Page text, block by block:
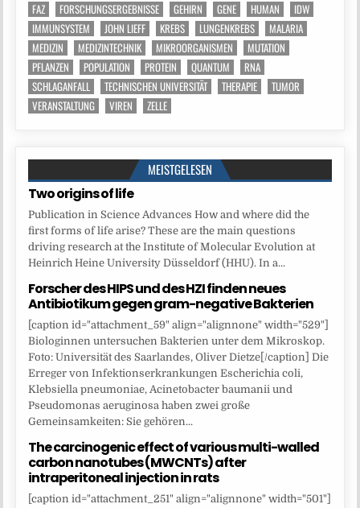
FAZ
FORSCHUNGSERGEBNISSE GEHIRN GENE HUMAN
IDW
IMMUNSYSTEM
JOHN LIEFF KREBS LUNGENKREBS
MALARIA
MEDIZIN
MEDIZINTECHNIK MIKROORGANISMEN
MUTATION
PFLANZEN
POPULATION PROTEIN QUANTUM
RNA
SCHLAGANFALL
TECHNISCHEN UNIVERSITÄT THERAPIE
TUMOR
VERANSTALTUNG
VIREN ZELLE
MEISTGELESEN
Two origins of life
Publication in Science Advances How and where did the
first forms of life arise? These are the main questions
driving research at the Institute of Molecular Evolution at
Heinrich Heine University Düsseldorf (HHU). In a...
Forscher des HIPS und des HZI finden neues
Antibiotikum gegen gram-negative Bakterien
[caption id="attachment_59" align="alignnone" width="529"]
Biologinnen untersuchen Bakterien unter dem Mikroskop.
Foto: Universität des Saarlandes, Oliver Dietze[/caption] Die
Erreger von Infektionserkrankungen Escherichia coli,
Klebsiella pneumoniae, Acinetobacter baumanii und
Pseudomonas aeruginosa haben zwei große
Gemeinsamkeiten: Sie gehören...
The carcinogenic effect of various multi-walled
carbon nanotubes (MWCNTs) after
intraperitoneal injection in rats
[caption id="attachment_251" align="alignnone" width="501"]